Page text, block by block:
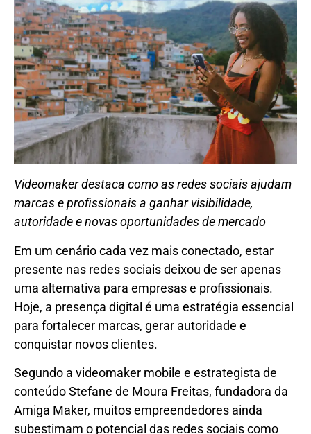
Videomaker destaca como as redes sociais ajudam
marcas e profissionais a ganhar visibilidade,
autoridade e novas oportunidades de mercado
Em um cenário cada vez mais conectado, estar
presente nas redes sociais deixou de ser apenas
uma alternativa para empresas e profissionais.
Hoje, a presença digital é uma estratégia essencial
para fortalecer marcas, gerar autoridade e
conquistar novos clientes.
Segundo a videomaker mobile e estrategista de
conteúdo Stefane de Moura Freitas, fundadora da
Amiga Maker, muitos empreendedores ainda
subestimam o potencial das redes sociais como